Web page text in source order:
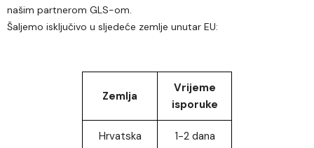
našim partnerom GLS-om.
Šaljemo isključivo u sljedeće zemlje unutar EU:
Zemlja
Vrijeme
isporuke
Hrvatska 1-2 dana